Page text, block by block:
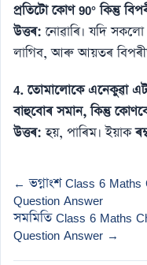
প্ৰতিটো কোণ 90° কিন্তু
উত্তৰ: নোৱাৰি। যদি
লাগিব, আৰু আয়তৰ
4. তোমালোকে এনেকুৱা
বাহুবোৰ সমান, কিন্তু
উত্তৰ: হয়, পাৰিম। ইয়াক
← ভগ্নাংশ Class 6
Question Answer
সমমিতি Class 6 Maths
Question Answer →